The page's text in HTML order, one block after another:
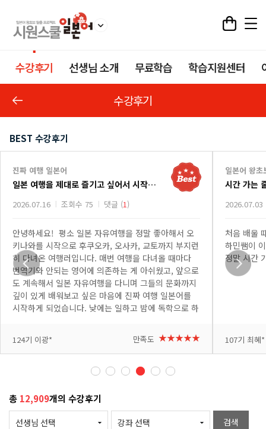
수강후기 선생님 소개 무료학습 학습지원센터
수강후기
BEST 수강후기
진짜 여행 일본어
일본 여행을 제대로 즐기고 싶어서 시작한 진짜 여행 일본어 강의
2026.07.16 조회수 75 댓글 (1)
안녕하세요! 평소 일본 자유여행을 정말 좋아해서 오
키나와를 시작으로 후쿠오카, 오사카, 교토까지 부지런
히 다녀온 여행러입니다. 매번 여행을 다녀올 때마다
번역기와 안되는 영어에 의존하는 게 아쉬웠고, 앞으로
도 계속해서 일본 자유여행을 다니며 그들의 문화까지
깊이 있게 배워보고 싶은 마음에 진짜 여행 일본어를
시작하게 되었습니다. 낮에는 일하고 밤에 독학으로 하
생님이 쉽고 재미있게 가르쳐 주셔서 배울수록 흥미가
붙고 있습니다. 다음 여행에서 꼭 써봐야지 하는 표현
이 나올 때마다 메모도 하고 복습도 하고 있습니다. 반
복해서 제 것으로 만들고 싶고, 시간도 아쉽지만 여러
고 있습니다. 열심히 공부해서 다음 일본 여행은 직접
소통하는 완벽한 자유여행으로 만들어 보겠습니다. 좋
은 강의 감사합니다!
124기 이광* 만족도 ★★★★★
일본어 왕
시간 가는
2026.07.03
처음 배울
하민쌤이
정말 시간
107기 최혜*
총 12,909개의 수강후기
검색